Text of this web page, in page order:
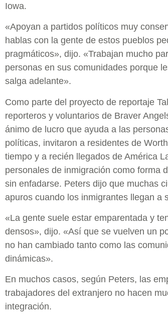
Iowa.
«Apoyan a partidos políticos muy
hablas con la gente de estos pueblos
pragmáticos», dijo. «Trabajan mucho
personas en sus comunidades porque
salga adelante».
Como parte del proyecto de reportaje
reporteros y voluntarios de Braver
ánimo de lucro que ayuda a las
políticas, invitaron a residentes de
tiempo y a recién llegados de América
personales de inmigración como forma
sin enfadarse. Peters dijo que muchas
apuros cuando los inmigrantes llegan a
«La gente suele estar emparentada y
densos», dijo. «Así que se vuelven un
no han cambiado tanto como las
dinámicas».
En muchos casos, según Peters, las
trabajadores del extranjero no hacen
integración.